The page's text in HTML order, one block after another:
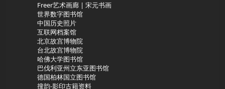
Freer艺术画廊 | 宋元书画
世界数字图书馆
中国历史照片
互联网档案馆
北京故宫博物院
台北故宫博物院
哈佛大学图书馆
巴伐利亚州立东亚图书馆
德国柏林国立图书馆
搜韵-影印古籍资料